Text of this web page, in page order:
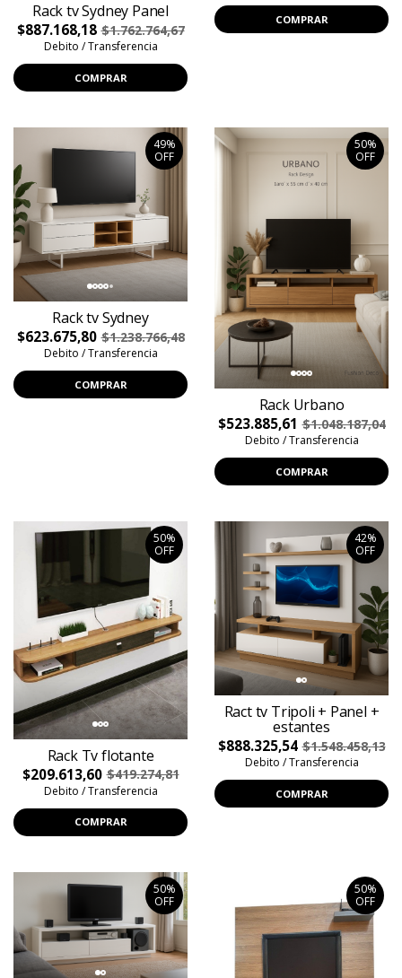
Rack tv Sydney Panel
$887.168,18 $1.762.764,67
Debito / Transferencia
COMPRAR
COMPRAR
49%
OFF
Rack tv Sydney
$623.675,80 $1.238.766,48
Debito / Transferencia
COMPRAR
50%
OFF
Rack Urbano
$523.885,61 $1.048.187,04
Debito / Transferencia
COMPRAR
50%
OFF
Rack Tv flotante
$209.613,60 $419.274,81
Debito / Transferencia
COMPRAR
42%
OFF
Ract tv Tripoli + Panel +
estantes
$888.325,54 $1.548.458,13
Debito / Transferencia
COMPRAR
50%
OFF
50%
OFF